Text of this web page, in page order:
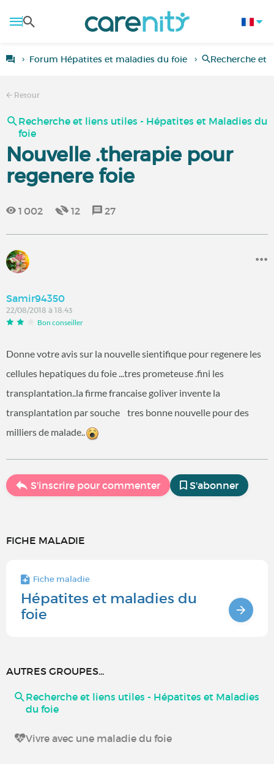
Forum Hépatites et maladies du foie Recherche et
Retour
Recherche et liens utiles - Hépatites et Maladies du
foie
Nouvelle .therapie pour
regenere foie
1 002 12 27
Samir94350
22/08/2018 à 18:43
Bon conseiller
Donne votre avis sur la nouvelle sientifique pour regenere les
cellules hepatiques du foie ...tres prometeuse .fini les
transplantation..la firme francaise goliver invente la
transplantation par souche tres bonne nouvelle pour des
milliers de malade..
S'inscrire pour commenter S'abonner
FICHE MALADIE
Fiche maladie
Hépatites et maladies du
foie
AUTRES GROUPES...
Recherche et liens utiles - Hépatites et Maladies
du foie
Vivre avec une maladie du foie